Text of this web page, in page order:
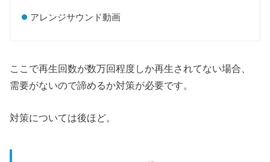
アレンジサウンド動画
ここで再生回数が数万回程度しか再生されてない場合、
需要がないので諦めるか対策が必要です。
対策については後ほど。